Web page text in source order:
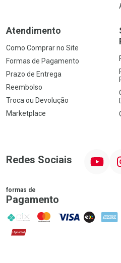
Atendimento
Como Comprar no Site
Formas de Pagamento
Prazo de Entrega
Reembolso
Troca ou Devolução
Marketplace
Redes Sociais
formas de
Pagamento
PIX MasterCard
VISA ELO AMEX
Hipercard